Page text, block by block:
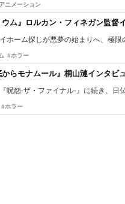
ニメーション
ウム』ロルカン・フィネガン監督
#ホラー
からモナムール』桐山漣インタビ
#ホラー